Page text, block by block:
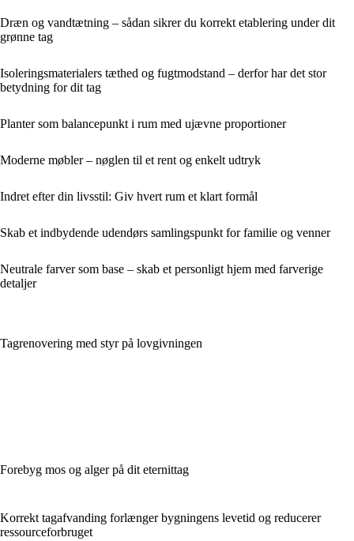
Dræn og vandtætning – sådan sikrer du korrekt etablering under dit
grønne tag
Isoleringsmaterialers tæthed og fugtmodstand – derfor har det stor
betydning for dit tag
Planter som balancepunkt i rum med ujævne proportioner
Moderne møbler – nøglen til et rent og enkelt udtryk
Indret efter din livsstil: Giv hvert rum et klart formål
Skab et indbydende udendørs samlingspunkt for familie og venner
Neutrale farver som base – skab et personligt hjem med farverige
detaljer
Tagrenovering med styr på lovgivningen
Forebyg mos og alger på dit eternittag
Korrekt tagafvanding forlænger bygningens levetid og reducerer
ressourceforbruget